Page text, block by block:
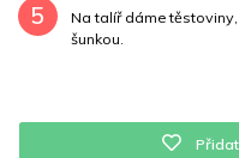
5
Na talíř dáme
šunkou.